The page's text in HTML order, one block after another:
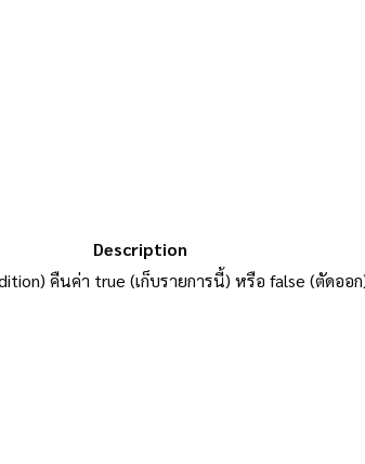
Description
คืนค่า true (เก็บรายการนี้) หรือ false (ตัดออ